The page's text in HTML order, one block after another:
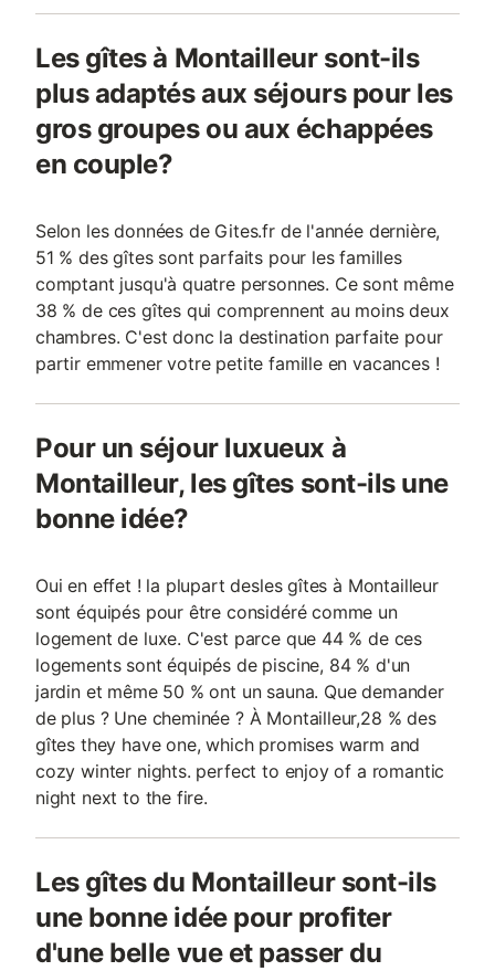
Les gîtes à Montailleur sont-ils
plus adaptés aux séjours pour les
gros groupes ou aux échappées
en couple?
Selon les données de Gites.fr de l'année dernière,
51 % des gîtes sont parfaits pour les familles
comptant jusqu'à quatre personnes. Ce sont même
38 % de ces gîtes qui comprennent au moins deux
chambres. C'est donc la destination parfaite pour
partir emmener votre petite famille en vacances !
Pour un séjour luxueux à
Montailleur, les gîtes sont-ils une
bonne idée?
Oui en effet ! la plupart desles gîtes à Montailleur
sont équipés pour être considéré comme un
logement de luxe. C'est parce que 44 % de ces
logements sont équipés de piscine, 84 % d'un
jardin et même 50 % ont un sauna. Que demander
de plus ? Une cheminée ? À Montailleur,28 % des
gîtes they have one, which promises warm and
cozy winter nights. perfect to enjoy of a romantic
night next to the fire.
Les gîtes du Montailleur sont-ils
une bonne idée pour profiter
d'une belle vue et passer du